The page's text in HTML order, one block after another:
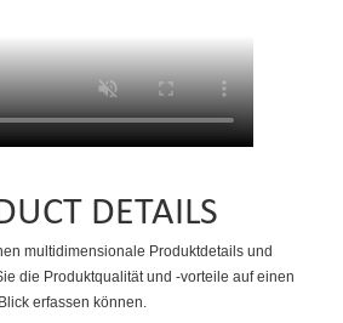
DETAILS
multidimensionale Produktdetails und
die Produktqualität und -vorteile auf einen
Blick erfassen können.